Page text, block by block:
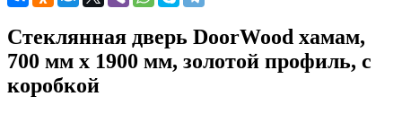
Стеклянная дверь DoorWood хамам,
700 мм х 1900 мм, золотой профиль, с
коробкой